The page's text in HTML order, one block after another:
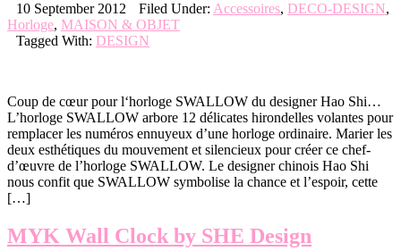
10 September 2012 Filed Under: Accessoires, DECO-DESIGN,
Horloge, MAISON & OBJET
Tagged With: DESIGN
Coup de cœur pour l‘horloge SWALLOW du designer Hao Shi…
L’horloge SWALLOW arbore 12 délicates hirondelles volantes pour
remplacer les numéros ennuyeux d’une horloge ordinaire. Marier les
deux esthétiques du mouvement et silencieux pour créer ce chef-
d’œuvre de l’horloge SWALLOW. Le designer chinois Hao Shi
nous confit que SWALLOW symbolise la chance et l’espoir, cette
[…]
MYK Wall Clock by SHE Design